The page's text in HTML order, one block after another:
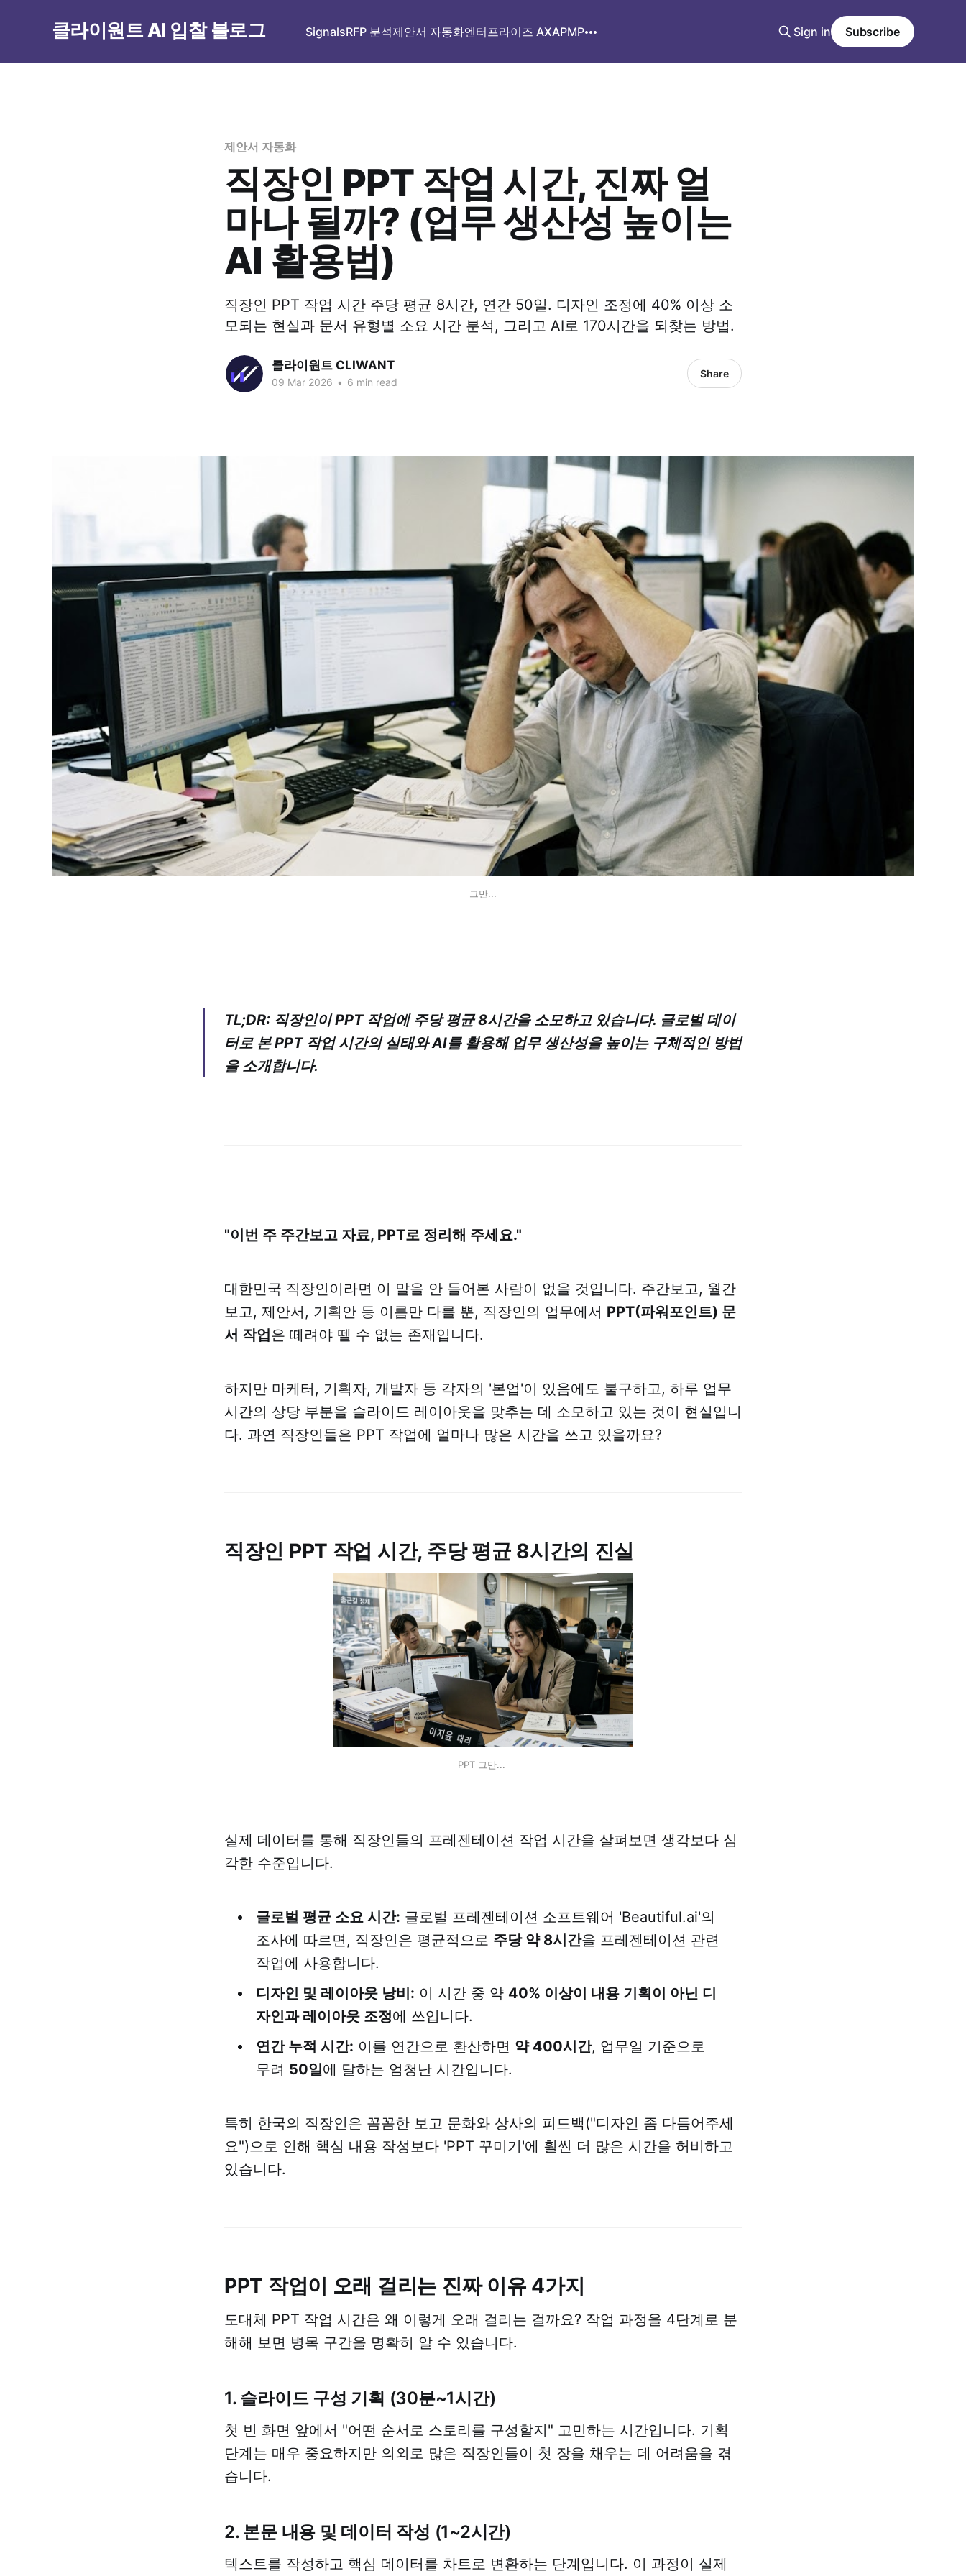
클라이원트 AI 입찰 블로그 SignalsRFP 분석제안서 자동화엔터프라이즈 AXAPMP Sign in Subscribe
제안서 자동화
직장인 PPT 작업 시간, 진짜 얼
마나 될까? (업무 생산성 높이는
AI 활용법)
직장인 PPT 작업 시간 주당 평균 8시간, 연간 50일. 디자인 조정에 40% 이상 소
모되는 현실과 문서 유형별 소요 시간 분석, 그리고 AI로 170시간을 되찾는 방법.
클라이원트 CLIWANT
09 Mar 2026 • 6 min read
Share
그만...
TL;DR: 직장인이 PPT 작업에 주당 평균 8시간을 소모하고 있습니다. 글로벌 데이
터로 본 PPT 작업 시간의 실태와 AI를 활용해 업무 생산성을 높이는 구체적인 방법
을 소개합니다.
"이번 주 주간보고 자료, PPT로 정리해 주세요."
대한민국 직장인이라면 이 말을 안 들어본 사람이 없을 것입니다. 주간보고, 월간
보고, 제안서, 기획안 등 이름만 다를 뿐, 직장인의 업무에서 PPT(파워포인트) 문
서 작업은 떼려야 뗄 수 없는 존재입니다.
하지만 마케터, 기획자, 개발자 등 각자의 '본업'이 있음에도 불구하고, 하루 업무
시간의 상당 부분을 슬라이드 레이아웃을 맞추는 데 소모하고 있는 것이 현실입니
다. 과연 직장인들은 PPT 작업에 얼마나 많은 시간을 쓰고 있을까요?
직장인 PPT 작업 시간, 주당 평균 8시간의 진실
PPT 그만...
실제 데이터를 통해 직장인들의 프레젠테이션 작업 시간을 살펴보면 생각보다 심
각한 수준입니다.
글로벌 평균 소요 시간: 글로벌 프레젠테이션 소프트웨어 'Beautiful.ai'의
조사에 따르면, 직장인은 평균적으로 주당 약 8시간을 프레젠테이션 관련
작업에 사용합니다.
디자인 및 레이아웃 낭비: 이 시간 중 약 40% 이상이 내용 기획이 아닌 디
자인과 레이아웃 조정에 쓰입니다.
연간 누적 시간: 이를 연간으로 환산하면 약 400시간, 업무일 기준으로
무려 50일에 달하는 엄청난 시간입니다.
특히 한국의 직장인은 꼼꼼한 보고 문화와 상사의 피드백("디자인 좀 다듬어주세
요")으로 인해 핵심 내용 작성보다 'PPT 꾸미기'에 훨씬 더 많은 시간을 허비하고
있습니다.
PPT 작업이 오래 걸리는 진짜 이유 4가지
도대체 PPT 작업 시간은 왜 이렇게 오래 걸리는 걸까요? 작업 과정을 4단계로 분
해해 보면 병목 구간을 명확히 알 수 있습니다.
1. 슬라이드 구성 기획 (30분~1시간)
첫 빈 화면 앞에서 "어떤 순서로 스토리를 구성할지" 고민하는 시간입니다. 기획
단계는 매우 중요하지만 의외로 많은 직장인들이 첫 장을 채우는 데 어려움을 겪
습니다.
2. 본문 내용 및 데이터 작성 (1~2시간)
텍스트를 작성하고 핵심 데이터를 차트로 변환하는 단계입니다. 이 과정이 실제